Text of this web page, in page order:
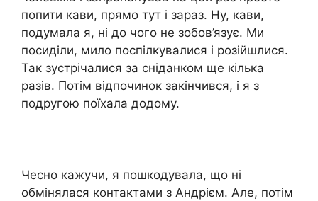
попити кави, прямо тут і зараз. Ну, кави,
подумала я, ні до чого не зобов’язує. Ми
посиділи, мило поспілкувалися і розійшлися.
Так зустрічалися за сніданком ще кілька
разів. Потім відпочинок закінчився, і я з
подругою поїхала додому.
Чесно кажучи, я пошкодувала, що ні
обмінялася контактами з Андрієм. Але, потім